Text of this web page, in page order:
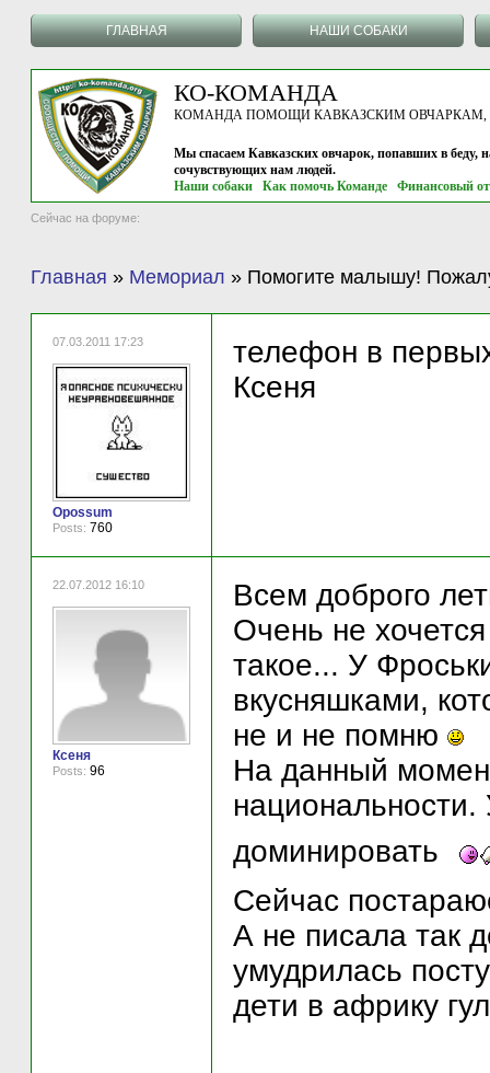
ГЛАВНАЯ НАШИ СОБАКИ
КО-КОМАНДА
КОМАНДА ПОМОЩИ КАВКАЗСКИМ ОВЧАРКАМ, г.
Мы спасаем Кавказских овчарок, попавших в беду,
сочувствующих нам людей.
Наши собаки
Как помочь Команде Финансовый
Сейчас на форуме:
Главная » Мемориал » Помогите малышу!
07.03.2011 17:23
Opossum
Posts: 760
телефон в
Ксеня
22.07.2012 16:10
Ксеня
Posts: 96
Всем доброго
Очень не
такое... У
вкусняшками,
не и не помню
На данный
доминировать
Сейчас
А не писала так
умудрилась
дети в африку